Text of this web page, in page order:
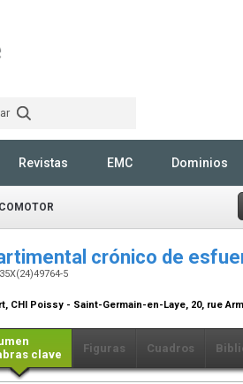
Revistas EMC Dominios
crónico de
5
CHI Poissy - Saint-Germain-en-Laye, 20, rue
clave
Figuras Cuadros